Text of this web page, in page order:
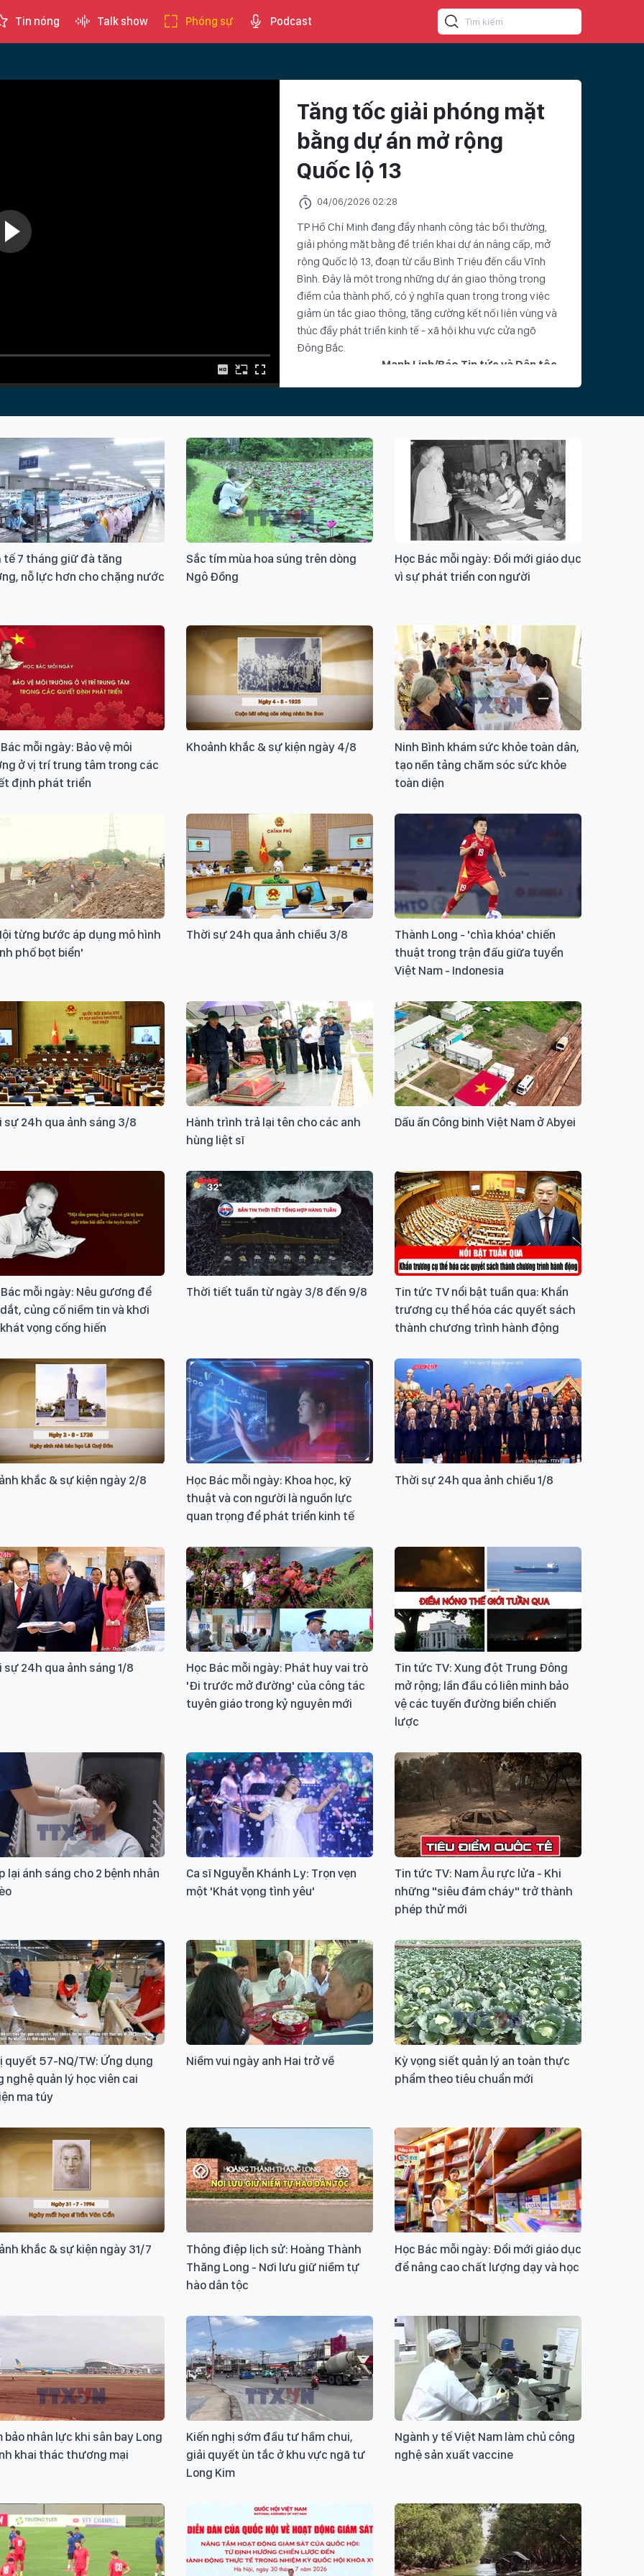
Tin nóng Talk show Phóng sự Podcast
Tăng tốc giải phóng mặt
bằng dự án mở rộng
Quốc lộ 13
04/06/2026 02:28
TP Hồ Chí Minh đang đẩy nhanh công tác bồi thường,
giải phóng mặt bằng để triển khai dự án nâng cấp, mở
rộng Quốc lộ 13, đoạn từ cầu Bình Triệu đến cầu Vĩnh
Bình. Đây là một trong những dự án giao thông trọng
điểm của thành phố, có ý nghĩa quan trọng trong việc
giảm ùn tắc giao thông, tăng cường kết nối liên vùng và
thúc đẩy phát triển kinh tế - xã hội khu vực cửa ngõ
Đông Bắc.
Mạnh Linh/Báo Tin tức và Dân tộc
Từ khoá
Quốc lộ 13 giao thông tp hồ chí minh
mở rộng quốc lộ 13
đẩy nhanh giải phóng mặt bằng quốc lộ 13
di dời nhà dân trên quốc lộ 13 ban giao thông
phường hiệp bình
Xin vui lòng gõ tiếng Việt có dấu GỬI BÌNH LUẬN
tế 7 tháng giữ đà tăng
nỗ lực hơn cho chặng nước
Sắc tím mùa hoa súng trên dòng
Ngô Đồng
Học Bác mỗi ngày: Đổi mới giáo dục
vì sự phát triển con người
mỗi ngày: Bảo vệ môi
ở vị trí trung tâm trong các
định phát triển
Khoảnh khắc & sự kiện ngày 4/8
Ninh Bình khám sức khỏe toàn dân,
tạo nền tảng chăm sóc sức khỏe
toàn diện
từng bước áp dụng mô hình
phố bọt biển'
Thời sự 24h qua ảnh chiều 3/8
Thành Long - 'chìa khóa' chiến
thuật trong trận đấu giữa tuyển
Việt Nam - Indonesia
sự 24h qua ảnh sáng 3/8
Hành trình trả lại tên cho các anh
hùng liệt sĩ
Dấu ấn Công binh Việt Nam ở Abyei
mỗi ngày: Nêu gương để
củng cố niềm tin và khơi
vọng cống hiến
Thời tiết tuần từ ngày 3/8 đến 9/8
Tin tức TV nổi bật tuần qua: Khẩn
trương cụ thể hóa các quyết sách
thành chương trình hành động
khắc & sự kiện ngày 2/8
Học Bác mỗi ngày: Khoa học, kỹ
thuật và con người là nguồn lực
quan trọng để phát triển kinh tế
Thời sự 24h qua ảnh chiều 1/8
sự 24h qua ảnh sáng 1/8
Học Bác mỗi ngày: Phát huy vai trò
'Đi trước mở đường' của công tác
tuyên giáo trong kỷ nguyên mới
Tin tức TV: Xung đột Trung Đông
mở rộng; lần đầu có liên minh bảo
vệ các tuyến đường biển chiến
lược
lại ánh sáng cho 2 bệnh nhân
Ca sĩ Nguyễn Khánh Ly: Trọn vẹn
một 'Khát vọng tình yêu'
Tin tức TV: Nam Âu rực lửa - Khi
những "siêu đám cháy" trở thành
phép thử mới
quyết 57-NQ/TW: Ứng dụng
nghệ quản lý học viên cai
ma túy
Niềm vui ngày anh Hai trở về
Kỳ vọng siết quản lý an toàn thực
phẩm theo tiêu chuẩn mới
khắc & sự kiện ngày 31/7
Thông điệp lịch sử: Hoàng Thành
Thăng Long - Nơi lưu giữ niềm tự
hào dân tộc
Học Bác mỗi ngày: Đổi mới giáo dục
để nâng cao chất lượng dạy và học
bảo nhân lực khi sân bay Long
khai thác thương mại
Kiến nghị sớm đầu tư hầm chui,
giải quyết ùn tắc ở khu vực ngã tư
Long Kim
Ngành y tế Việt Nam làm chủ công
nghệ sản xuất vaccine